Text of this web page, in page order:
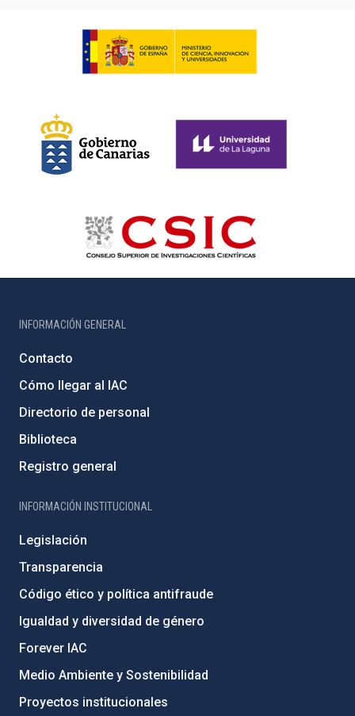
INFORMACIÓN GENERAL
Contacto
Cómo llegar al IAC
Directorio de personal
Biblioteca
Registro general
INFORMACIÓN INSTITUCIONAL
Legislación
Transparencia
Código ético y política antifraude
Igualdad y diversidad de género
Forever IAC
Medio Ambiente y Sostenibilidad
Proyectos institucionales